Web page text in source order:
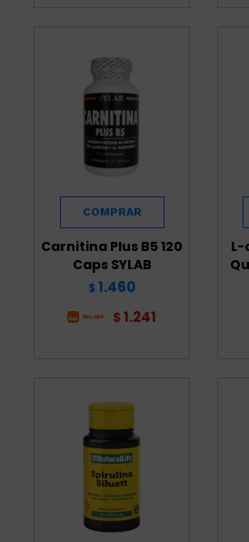
Carnitina Plus B5 120
Caps SYLAB
$ 1.460
$ 1.241